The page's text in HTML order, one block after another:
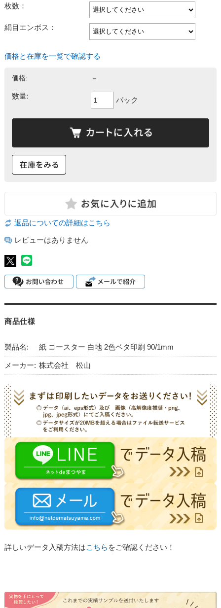
枚数：
絹目エンボス：
価格と在庫を一覧で確認する
価格: －
数量: パック
返品についての詳細はこちら
レビューはありません
商品仕様
製品名: 紙 コースター 白地 2色ベタ印刷 90/1mm
メーカー: 株式会社 松山
詳しいデータ入稿方法はこちら をご確認ください！